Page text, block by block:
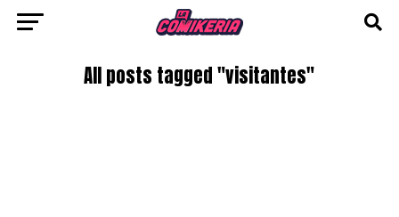
All posts tagged "visitantes"